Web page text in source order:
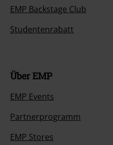
EMP Backstage Club
Studentenrabatt
Über EMP
EMP Events
Partnerprogramm
EMP Stores